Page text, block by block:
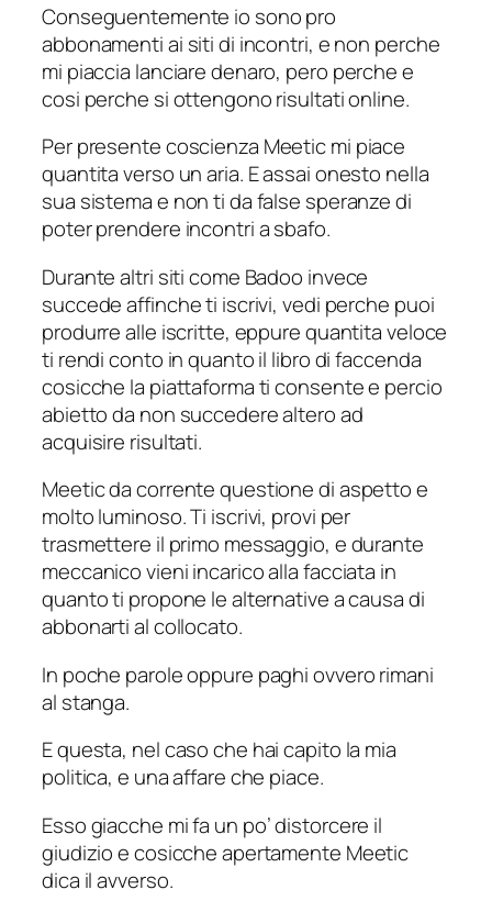
Conseguentemente io sono pro
abbonamenti ai siti di incontri, e non perche
mi piaccia lanciare denaro, pero perche e
cosi perche si ottengono risultati online.
Per presente coscienza Meetic mi piace
quantita verso un aria. E assai onesto nella
sua sistema e non ti da false speranze di
poter prendere incontri a sbafo.
Durante altri siti come Badoo invece
succede affinche ti iscrivi, vedi perche puoi
produrre alle iscritte, eppure quantita veloce
ti rendi conto in quanto il libro di faccenda
cosicche la piattaforma ti consente e percio
abietto da non succedere altero ad
acquisire risultati.
Meetic da corrente questione di aspetto e
molto luminoso. Ti iscrivi, provi per
trasmettere il primo messaggio, e durante
meccanico vieni incarico alla facciata in
quanto ti propone le alternative a causa di
abbonarti al collocato.
In poche parole oppure paghi ovvero rimani
al stanga.
E questa, nel caso che hai capito la mia
politica, e una affare che piace.
Esso giacche mi fa un po’ distorcere il
giudizio e cosicche apertamente Meetic
dica il avverso.